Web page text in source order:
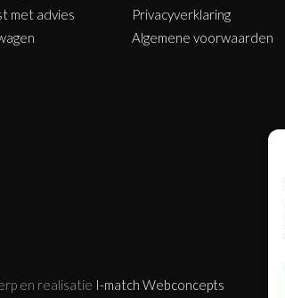
met advies
Privacyverklaring
Algemene voorwaarden
en realisatie I-match Webconcepts